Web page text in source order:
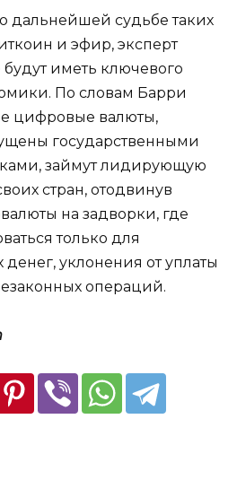
дальнейшей судьбе таких
и эфир, эксперт
будут иметь ключевого
По словам Барри
цифровые валюты,
государственными
займут лидирующую
стран, отодвинув
на задворки, где
только для
уклонения от уплаты
операций.